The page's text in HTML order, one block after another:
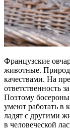
Французские
животные.
качествами. На
ответственность
Поэтому
умеют работать в
ладят с другими
в человеческой